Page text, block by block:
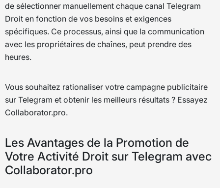
de sélectionner manuellement chaque canal Telegram
Droit en fonction de vos besoins et exigences
spécifiques. Ce processus, ainsi que la communication
avec les propriétaires de chaînes, peut prendre des
heures.
Vous souhaitez rationaliser votre campagne publicitaire
sur Telegram et obtenir les meilleurs résultats ? Essayez
Collaborator.pro.
Les Avantages de la Promotion de
Votre Activité Droit sur Telegram avec
Collaborator.pro